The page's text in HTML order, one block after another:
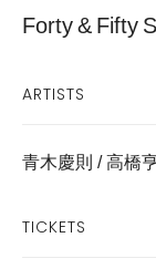
Forty & Fifty
ARTISTS
青木慶則 / 高橋
TICKETS